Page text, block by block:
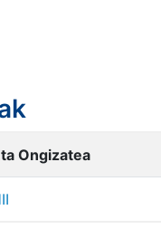
Ongizatea